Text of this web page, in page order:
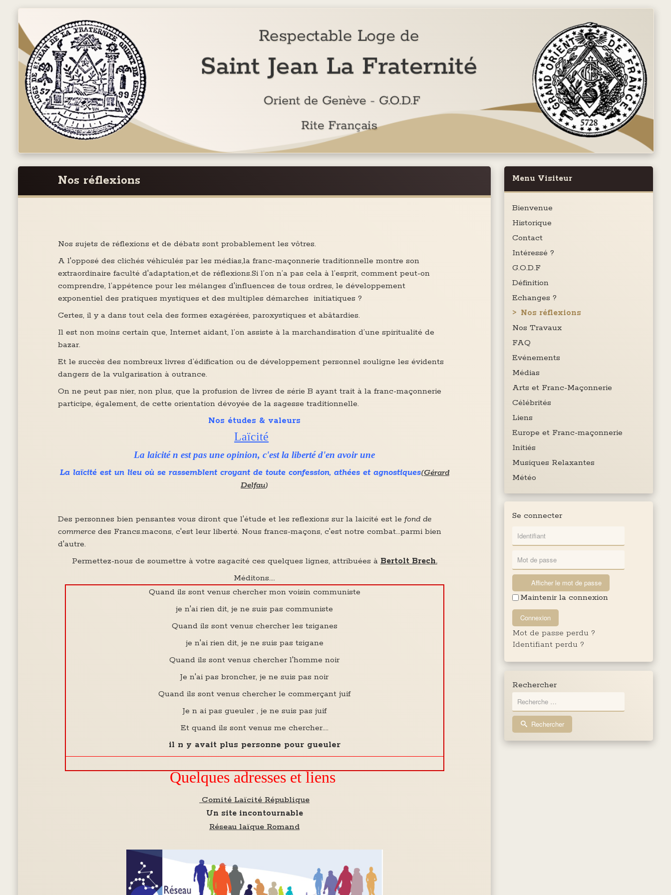
Nos réflexions
Nos sujets de réflexions et de débats sont probablement les vôtres.
A l'opposé des clichés véhiculés par les médias,la franc-maçonnerie traditionnelle montre son
extraordinaire faculté d'adaptation,et de réflexions.Si l’on n’a pas cela à l’esprit, comment peut-on
comprendre, l’appétence pour les mélanges d'influences de tous ordres, le développement
exponentiel des pratiques mystiques et des multiples démarches initiatiques ?
Certes, il y a dans tout cela des formes exagérées, paroxystiques et abâtardies.
Il est non moins certain que, Internet aidant, l’on assiste à la marchandisation d’une spiritualité de
bazar.
Et le succès des nombreux livres d’édification ou de développement personnel souligne les évidents
dangers de la vulgarisation à outrance.
On ne peut pas nier, non plus, que la profusion de livres de série B ayant trait à la franc-maçonnerie
participe, également, de cette orientation dévoyée de la sagesse traditionnelle.
Nos études & valeurs
Laïcité
La laicité n est pas une opinion, c'est la liberté d'en avoir une
La laïcité est un lieu où se rassemblent croyant de toute confession, athées et agnostiques(Gérard
Delfau)
Des personnes bien pensantes vous diront que l'étude et les reflexions sur la laicité est le fond de
commerce des Francs.macons, c'est leur liberté. Nous francs-maçons, c'est notre combat...parmi bien
d'autre.
Permettez-nous de soumettre à votre sagacité ces quelques lignes, attribuées àBertolt Brech.
Méditons....
Quand ils sont venus chercher mon voisin communiste
je n'ai rien dit, je ne suis pas communiste
Quand ils sont venus chercher les tsiganes
je n'ai rien dit, je ne suis pas tsigane
Quand ils sont venus chercher l'homme noir
Je n'ai pas broncher, je ne suis pas noir
Quand ils sont venus chercher le commerçant juif
Je n ai pas gueuler , je ne suis pas juif
Et quand ils sont venus me chercher....
il n y avait plus personne pour gueuler
Quelques adresses et liens
Comité Laïcité République
Un site incontournable
Réseau laïque Romand
Menu Visiteur
Bienvenue
Historique
Contact
Intéressé ?
G.O.D.F
Définition
Echanges ?
Nos réflexions
Nos Travaux
FAQ
Evénements
Médias
Arts et Franc-Maçonnerie
Célébrités
Liens
Europe et Franc-maçonnerie
Initiés
Musiques Relaxantes
Météo
Se connecter
Afficher le mot de passe
Maintenir la connexion
Connexion
Mot de passe perdu ?
Identifiant perdu ?
Rechercher
Rechercher